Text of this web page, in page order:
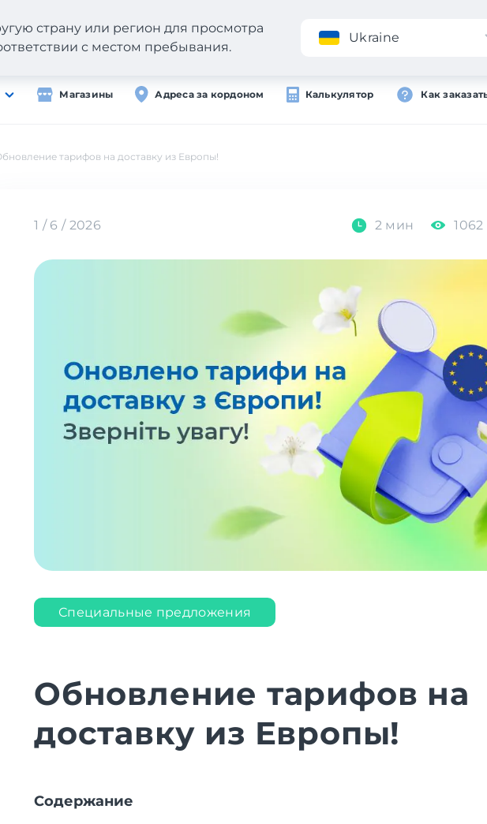
Приложение
Магазины Адреса за кордоном Калькулятор Как
страну или регион для просмотра
с местом пребывания.
Ukraine
тарифов на доставку из Европы!
1 / 6 / 2026 2 мин 1062
Специальные предложения
Обновление тарифов на
доставку из Европы!
Содержание